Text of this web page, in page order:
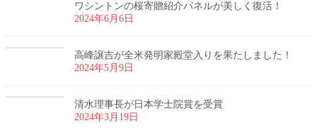
ワシントンの桜寄贈紹介パネルが美しく復活！
2024年6月6日
高峰譲吉が全米発明家殿堂入りを果たしました！
2024年5月9日
清水理事長が日本学士院賞を受賞
2024年3月19日